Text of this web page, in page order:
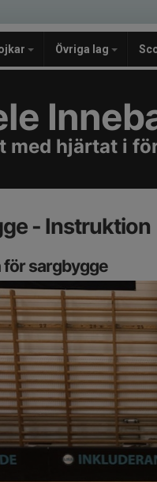
Övriga lag
med hjärtat i
- Instruktion
sargbygge